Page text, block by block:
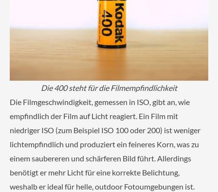
Die 400 steht für die Filmempfindlichkeit
Die Filmgeschwindigkeit, gemessen in ISO, gibt an, wie
empfindlich der Film auf Licht reagiert. Ein Film mit
niedriger ISO (zum Beispiel ISO 100 oder 200) ist weniger
lichtempfindlich und produziert ein feineres Korn, was zu
einem saubereren und schärferen Bild führt. Allerdings
benötigt er mehr Licht für eine korrekte Belichtung,
weshalb er ideal für helle, outdoor Fotoumgebungen ist.